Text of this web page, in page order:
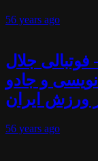
56 years ago
جلال
و جادو
ورزش ایران
56 years ago